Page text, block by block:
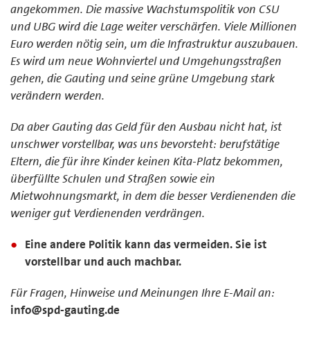
angekommen. Die massive Wachstumspolitik von CSU
und UBG wird die Lage weiter verschärfen. Viele Millionen
Euro werden nötig sein, um die Infrastruktur auszubauen.
Es wird um neue Wohnviertel und Umgehungsstraßen
gehen, die Gauting und seine grüne Umgebung stark
verändern werden.
Da aber Gauting das Geld für den Ausbau nicht hat, ist
unschwer vorstellbar, was uns bevorsteht: berufstätige
Eltern, die für ihre Kinder keinen Kita-Platz bekommen,
überfüllte Schulen und Straßen sowie ein
Mietwohnungsmarkt, in dem die besser Verdienenden die
weniger gut Verdienenden verdrängen.
Eine andere Politik kann das vermeiden. Sie ist
vorstellbar und auch machbar.
Für Fragen, Hinweise und Meinungen Ihre E-Mail an:
info@spd-gauting.de